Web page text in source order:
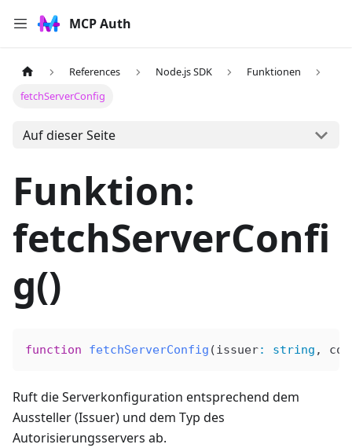
MCP Auth
References Node.js SDK
Funktionen
fetchServerConfig
Auf dieser Seite
Funktion:
fetchServerConfi
g()
function fetchServerConfig (issuer: string ,
Ruft die Serverkonfiguration entsprechend dem
Aussteller (Issuer) und dem Typ des
Autorisierungsservers ab.